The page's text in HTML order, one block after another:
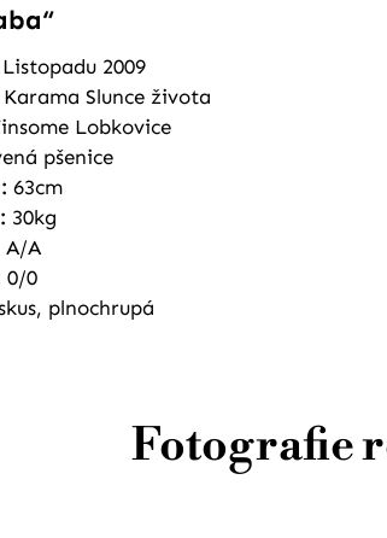
2009
Slunce života
Lobkovice
pšenice
63cm
30kg
A/A
0/0
plnochrupá
Fotografie